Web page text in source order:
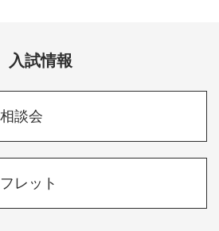
入試情報
談会
レット